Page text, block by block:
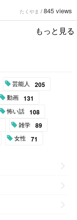
たくやま / 845 views
もっと見る
芸能人 205
動画 131
怖い話 108
雑学 89
女性 71